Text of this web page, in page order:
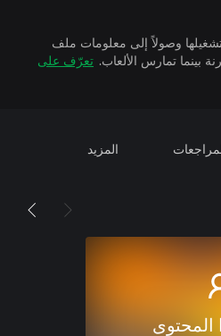
وصولاً إلى معلومات ملف
تعرّف على
المزيد